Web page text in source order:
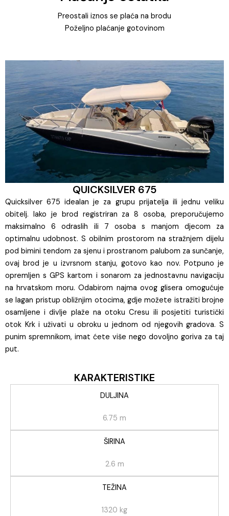
Preostali iznos se plaća na brodu
Poželjno plaćanje gotovinom
QUICKSILVER 675
Quicksilver 675 idealan je za grupu prijatelja ili jednu veliku
obitelj. Iako je brod registriran za 8 osoba, preporučujemo
maksimalno 6 odraslih ili 7 osoba s manjom djecom za
optimalnu udobnost. S obilnim prostorom na stražnjem dijelu
pod bimini tendom za sjenu i prostranom palubom za sunčanje,
ovaj brod je u izvrsnom stanju, gotovo kao nov. Potpuno je
opremljen s GPS kartom i sonarom za jednostavnu navigaciju
na hrvatskom moru. Odabirom najma ovog glisera omogućuje
se lagan pristup obližnjim otocima, gdje možete istražiti brojne
osamljene i divlje plaže na otoku Cresu ili posjetiti turistički
otok Krk i uživati u obroku u jednom od njegovih gradova. S
punim spremnikom, imat ćete više nego dovoljno goriva za taj
put.
KARAKTERISTIKE
DULJINA
6.75 m
ŠIRINA
2.6 m
TEŽINA
1320 kg